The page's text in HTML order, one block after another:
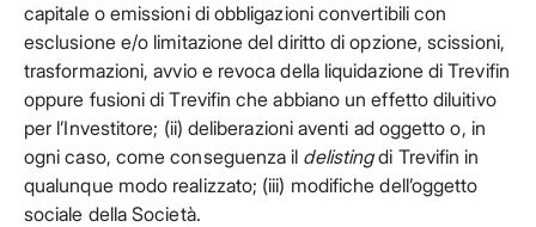
capitale o emissioni di obbligazioni convertibili con
esclusione e/o limitazione del diritto di opzione, scissioni,
trasformazioni, avvio e revoca della liquidazione di Trevifin
oppure fusioni di Trevifin che abbiano un effetto diluitivo
per l’Investitore; (ii) deliberazioni aventi ad oggetto o, in
ogni caso, come conseguenza il delistingdi Trevifin in
qualunque modo realizzato; (iii) modifiche dell’oggetto
sociale della Società.